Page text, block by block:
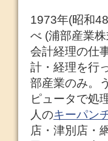
1973年(昭和
べ (浦部産業
会計経理の仕
計・経理を行
部産業のみ。
ピュータで処
人のキーパン
店・津別店・